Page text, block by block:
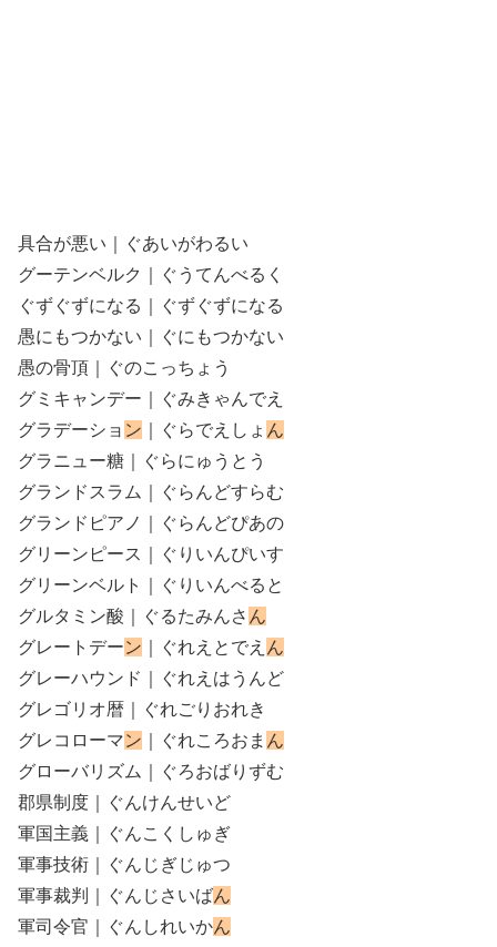
具合が悪い｜ぐあいがわるい
グーテンベルク｜ぐうてんべるく
ぐずぐずになる｜ぐずぐずになる
愚にもつかない｜ぐにもつかない
愚の骨頂｜ぐのこっちょう
グミキャンデー｜ぐみきゃんでえ
グラデーショ ン ｜ぐらでえしょ ん
グラニュー糖｜ぐらにゅうとう
グランドスラム｜ぐらんどすらむ
グランドピアノ｜ぐらんどぴあの
グリーンピース｜ぐりいんぴいす
グリーンベルト｜ぐりいんべると
グルタミン酸｜ぐるたみんさ ん
グレートデーン ｜ぐれえとでえ ん
グレーハウンド｜ぐれえはうんど
グレゴリオ暦｜ぐれごりおれき
グレコローマン ｜ぐれころおま ん
グローバリズム｜ぐろおばりずむ
郡県制度｜ぐんけんせいど
軍国主義｜ぐんこくしゅぎ
軍事技術｜ぐんじぎじゅつ
軍事裁判｜ぐんじさいばん
軍司令官｜ぐんしれいかん